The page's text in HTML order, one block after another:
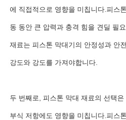
에 직접적으로 영향을 미칩니다.피스
동 동안 큰 압력과 충격 힘을 견딜 필
재료는 피스톤 막대기의 안정성과 안
강도와 강도를 가져야합니다.
두 번째로, 피스톤 막대 재료의 선택
부식 저항에도 영향을 미칩니다.피스